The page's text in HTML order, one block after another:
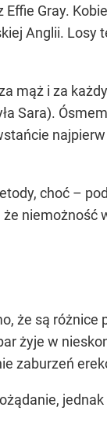
Gray.
Anglii.
mąż i za
Sara).
choć –
niemożność
że są
żyje w
zaburzeń